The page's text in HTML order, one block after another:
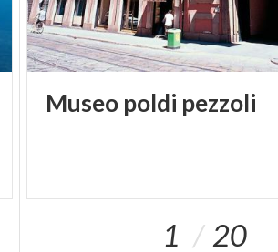
Museo poldi pezzoli
1 20